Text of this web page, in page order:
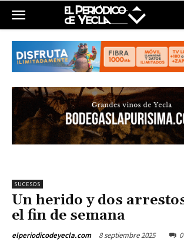
SUCESOS
Un herido y dos
el fin de semana
elperiodicodeyecla.com 8 septiembre 2025 0